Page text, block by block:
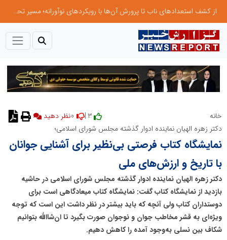
از کشف استعدادهای ناب تا پرورش آن‌ها با رویکردهای نوآورانه؛ مسیر تحول‌آفرین شنای ایران در سطح جهانی
خانه 3 |
نظر دهید
دکتر زهره الهیان نماینده ادوار گذشته مجلس شورای اسلامی؛
نمایشگاه کتاب فرصتی بی‌نظیر برای آشنایی جوانان
با تاریخ و ارزش‌های ملی
دکتر زهره الهیان نماینده ادوار گذشته مجلس شورای اسلامی در حاشیه
بازدید از نمایشگاه کتاب گفت: نمایشگاه کتاب میعادگاهی است برای
دوستداران کتاب ولی آنچه که باید بیشتر در نظر داشت این است که توجه
ویژه‌ای به قشر مخاطب جوان و نوجوان صورت بگیرد تا ان‌شاالله بتوانیم
شکاف بین نسلی به‌وجود آمده را کاهش دهیم.